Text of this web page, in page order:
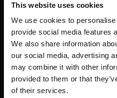
This website uses cookies
We use cookies to
provide social media features
We also share information
our social media, advertising
may combine it with other
provided to them or that
of their services.
Scalable Hosting Solutions OÜ
Регистрационен код:
ДДС номер: EE102133820
Адрес: Harju maakond,